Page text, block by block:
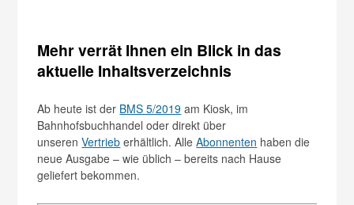
Mehr verrät Ihnen ein Blick in das
aktuelle Inhaltsverzeichnis
Ab heute ist der BMS 5/2019 am Kiosk, im
Bahnhofsbuchhandel oder direkt über
unserenVertrieb erhältlich. AlleAbonnenten haben die
neue Ausgabe – wie üblich – bereits nach Hause
geliefert bekommen.